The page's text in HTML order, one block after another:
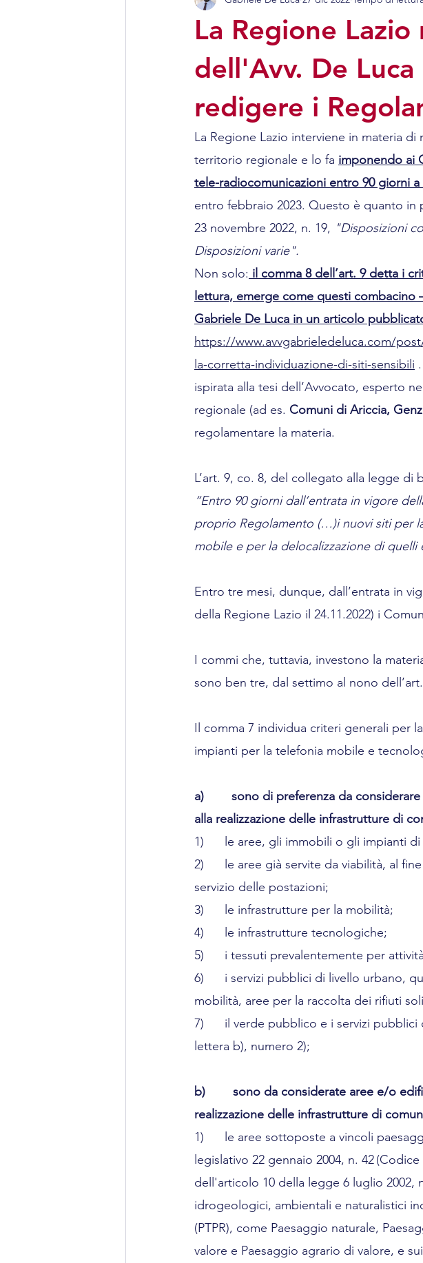
La Regione
dell'Avv. De
redigere i
La Regione Lazio interviene in materia
territorio regionale e lo fa imponendo ai
tele-radiocomunicazioni entro 90 giorni
entro febbraio 2023. Questo è quanto in
23 novembre 2022, n. 19, "Disposizioni
Disposizioni varie".
Non solo: il comma 8 dell’art. 9 detta i
lettura, emerge come questi combacino
Gabriele De Luca in un articolo
https://www.avvgabrieledeluca.com/
la-corretta-individuazione-di-siti-sensibili
ispirata alla tesi dell’Avvocato, esperto
regionale (ad es. Comuni di Ariccia,
regolamentare la materia.
L’art. 9, co. 8, del collegato alla legge di
“Entro 90 giorni dall’entrata in vigore
proprio Regolamento (…)i nuovi siti per
mobile e per la delocalizzazione di quelli
Entro tre mesi, dunque, dall’entrata in
della Regione Lazio il 24.11.2022) i
I commi che, tuttavia, investono la
sono ben tre, dal settimo al nono
Il comma 7 individua criteri generali per
impianti per la telefonia mobile e
a)        sono di preferenza da
alla realizzazione delle infrastrutture di
1)      le aree, gli immobili o gli impianti
2)      le aree già servite da viabilità, al
servizio delle postazioni;
3)      le infrastrutture per la mobilità;
4)      le infrastrutture tecnologiche;
5)      i tessuti prevalentemente per
6)      i servizi pubblici di livello urbano,
mobilità, aree per la raccolta dei rifiuti
7)      il verde pubblico e i servizi
lettera b), numero 2);
b)        sono da considerate aree e/o
realizzazione delle infrastrutture di
1)      le aree sottoposte a vincoli
legislativo 22 gennaio 2004, n. 42
dell'articolo 10 della legge 6 luglio 2002,
idrogeologici, ambientali e naturalistici
(PTPR), come Paesaggio naturale,
valore e Paesaggio agrario di valore, e